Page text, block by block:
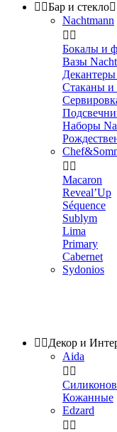
 Бар и стекло
Nachtmann
 
Бокалы и
Вазы
Стаканы и
Наборы
 
Macaron
Reveal’Up
Séquence
Sublym
Lima
Primary
Cabernet
Sydonios
 Декор и
Aida
 
Кожанные
Edzard
 